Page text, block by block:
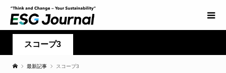
スコープ3
最新記事 スコープ3